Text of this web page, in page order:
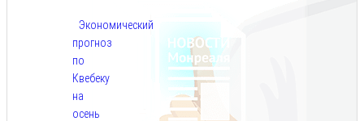
Экономический
прогноз
по
Квебеку
на
осень